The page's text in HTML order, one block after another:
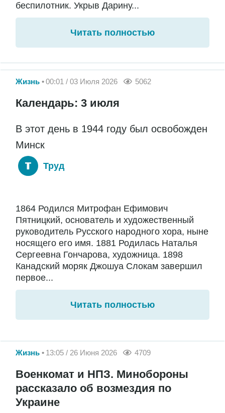
беспилотник. Укрыв Дарину...
Читать полностью
Жизнь 00:01 / 03 Июля 2026 5062
Календарь: 3 июля
В этот день в 1944 году был освобожден
Минск
Труд
1864 Родился Митрофан Ефимович
Пятницкий, основатель и художественный
руководитель Русского народного хора, ныне
носящего его имя. 1881 Родилась Наталья
Сергеевна Гончарова, художница. 1898
Канадский моряк Джошуа Слокам завершил
первое...
Читать полностью
Жизнь 13:05 / 26 Июня 2026 4709
Военкомат и НПЗ. Минобороны
рассказало об возмездия по
Украине